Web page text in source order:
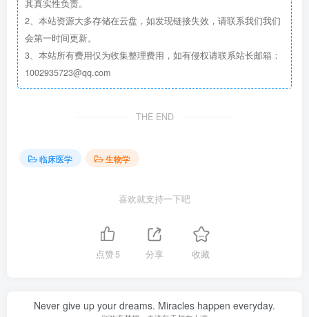
其真实性负责。
2、本站资源大多存储在云盘，如发现链接失效，请联系我们我们
会第一时间更新。
3、本站所有费用仅为收集整理费用，如有侵权请联系站长邮箱：
1002935723@qq.com
THE END
临床医学 生物学
喜欢就支持一下吧
点赞5 分享 收藏
Never give up your dreams. Miracles happen everyday.